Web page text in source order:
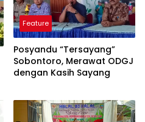
Feature
Posyandu “Tersayang”
Sobontoro, Merawat ODGJ
dengan Kasih Sayang